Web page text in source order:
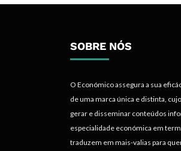
SOBRE NÓS
O Económico assegura a sua
de uma marca única e distinta,
gerar e disseminar conteúdos
especialidade económica em
traduzem em mais-valias para